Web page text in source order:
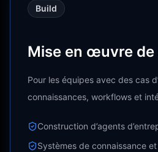
Build
Mise en œuvre de
Pour les équipes avec des cas
connaissances, workflows et
Construction d’agents
Systèmes de connaissance et